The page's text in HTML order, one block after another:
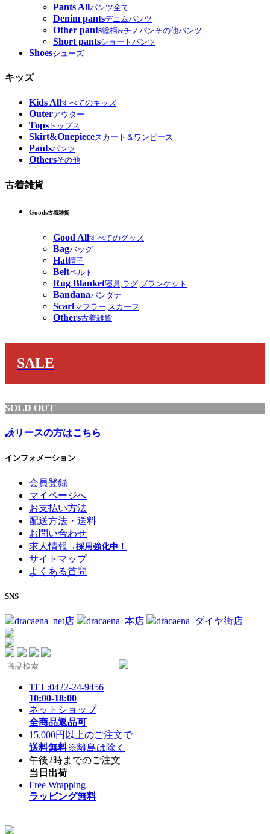
Pants Allパンツ全て
Denim pantsデニムパンツ
Other pants総柄&チノパンその他パンツ
Short pantsショートパンツ
Shoesシューズ
キッズ
Kids Allすべてのキッズ
Outerアウター
Tops トップス
Skirt&Onepieceスカート＆ワンピース
Pantsパンツ
Othersその他
古着雑貨
Goods古着雑貨
Good Allすべてのグッズ
Bagバッグ
Hat帽子
Beltベルト
Rug Blanket寝具,ラグ,ブランケット
Bandanaバンダナ
Scarfマフラー,スカーフ
Others古着雑貨
SALE
SOLD OUT
リースの方はこちら
インフォメーション
会員登録
マイページへ
お支払い方法
配送方法・送料
お問い合わせ
求人情報 →採用強化中！
サイトマップ
よくある質問
SNS
dracaena_net店 dracaena_本店 dracaena_ダイヤ街店
TEL:0422-24-9456
10:00-18:00
ネットショップ
全商品返品可
15,000円以上のご注文で
送料無料※離島は除く
午後2時までのご注文
当日出荷
Free Wrapping
ラッピング無料